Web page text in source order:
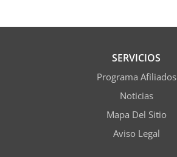
SERVICIOS
Programa Afiliados
Noticias
Mapa Del Sitio
Aviso Legal